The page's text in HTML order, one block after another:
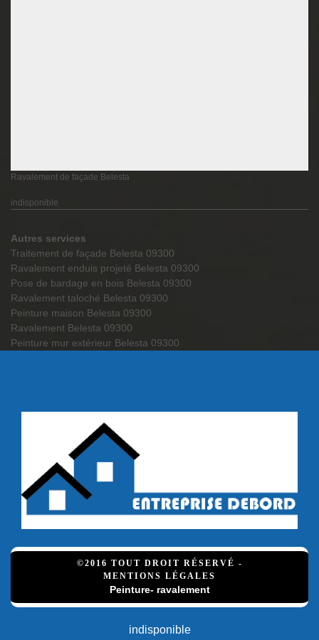
Ravalement de façade Belesta
indisponible
Autres services
Traitement de façade Belesta 09300
Ravalement enduis projeté Belesta 09300
Pose de bardage en bois Belesta 09300
Ravalement taloché Belesta 09300
Peinture maison Belesta 09300
Ravalement Belesta 09300
Peinture mur extérieur Belesta 09300
©2016 TOUT DROIT RÉSERVÉ -
MENTIONS LÉGALES
Peinture- ravalement
indisponible